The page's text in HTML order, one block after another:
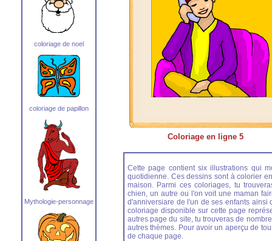
coloriage de noel
coloriage de papillon
Mythologie-personnage
Coloriage en ligne 5
Cette page contient six illustrations qui
quotidienne. Ces dessins sont à colorier
maison. Parmi ces coloriages, tu
chien, un autre ou l'on voit une maman
d'anniversiare de l'un de ses enfants
coloriage disponible sur cette page
autres page du site, tu trouveras de
autres thèmes. Pour avoir un aperçu de
de chaque page.